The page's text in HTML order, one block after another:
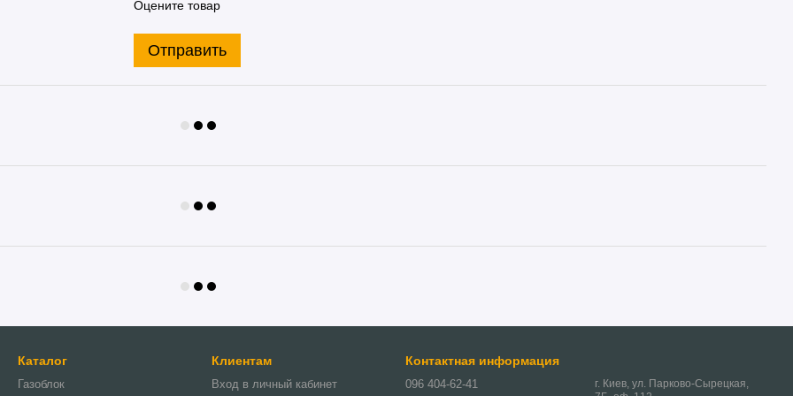
Оцените товар
Отправить
Каталог
Газоблок
Клиентам
Вход в личный кабинет
Контактная информация
096 404-62-41
г. Киев, ул. Парково-Сырецкая,